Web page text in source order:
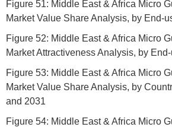
Figure 51: Middle East & Africa Micro
Market Value Share Analysis, by End-
Figure 52: Middle East & Africa Micro
Market Attractiveness Analysis, by
Figure 53: Middle East & Africa Micro
Market Value Share Analysis, by
and 2031
Figure 54: Middle East & Africa Micro